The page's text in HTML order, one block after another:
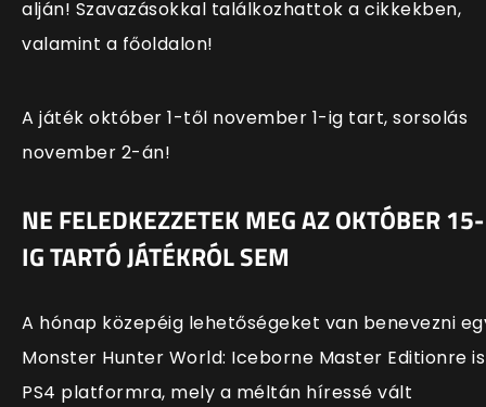
alján! Szavazásokkal találkozhattok a cikkekben,
valamint a főoldalon!
A játék október 1-től november 1-ig tart, sorsolás
november 2-án!
NE FELEDKEZZETEK MEG AZ OKTÓBER 15-
IG TARTÓ JÁTÉKRÓL SEM
A hónap közepéig lehetőségeket van benevezni
Monster Hunter World: Iceborne Master Editionre is
PS4 platformra, mely a méltán híressé vált